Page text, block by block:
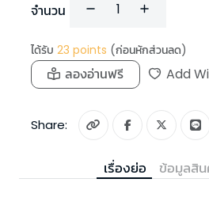
จำนวน
ได้รับ 23 points (ก่อนหักส่วนลด)
ลองอ่านฟรี Add
Share:
เรื่องย่อ ข้อมูลสิน